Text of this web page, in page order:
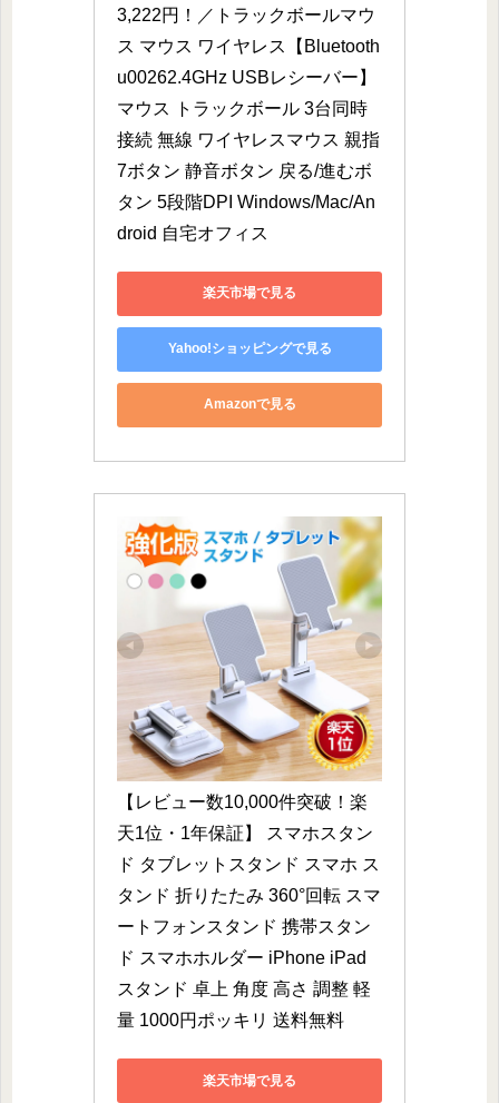
3,222円！／トラックボールマウ
ス マウス ワイヤレス【Bluetooth
u00262.4GHz USBレシーバー】
マウス トラックボール 3台同時
接続 無線 ワイヤレスマウス 親指
7ボタン 静音ボタン 戻る/進むボ
タン 5段階DPI Windows/Mac/An
droid 自宅オフィス
楽天市場で見る
Yahoo!ショッピングで見る
Amazonで見る
【レビュー数10,000件突破！楽
天1位・1年保証】 スマホスタン
ド タブレットスタンド スマホ ス
タンド 折りたたみ 360°回転 スマ
ートフォンスタンド 携帯スタン
ド スマホホルダー iPhone iPad
スタンド 卓上 角度 高さ 調整 軽
量 1000円ポッキリ 送料無料
楽天市場で見る